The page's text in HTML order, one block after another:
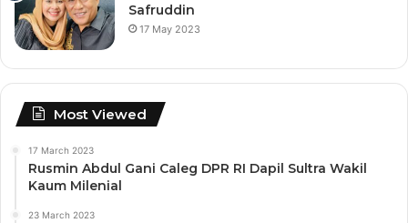
Safruddin
17 May 2023
Most Viewed
17 March 2023
Rusmin Abdul Gani Caleg DPR RI Dapil Sultra Wakil
Kaum Milenial
23 March 2023